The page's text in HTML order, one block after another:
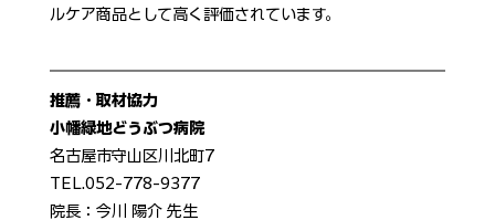
ルケア商品として高く評価されています。
推薦・取材協力
小幡緑地どうぶつ病院
名古屋市守山区川北町7
TEL.052-778-9377
院長：今川 陽介 先生